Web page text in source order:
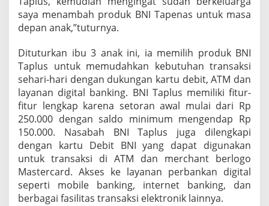
saya menambah produk BNI Tapenas untuk masa
depan anak,”tuturnya.
Dituturkan ibu 3 anak ini, ia memilih produk BNI
Taplus untuk memudahkan kebutuhan transaksi
sehari-hari dengan dukungan kartu debit, ATM dan
layanan digital banking. BNI Taplus memiliki fitur-
fitur lengkap karena setoran awal mulai dari Rp
250.000 dengan saldo minimum mengendap Rp
150.000. Nasabah BNI Taplus juga dilengkapi
dengan kartu Debit BNI yang dapat digunakan
untuk transaksi di ATM dan merchant berlogo
Mastercard. Akses ke layanan perbankan digital
seperti mobile banking, internet banking, dan
berbagai fasilitas transaksi elektronik lainnya.